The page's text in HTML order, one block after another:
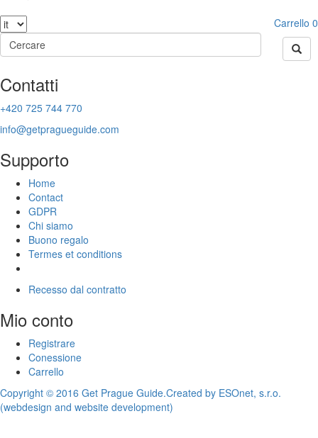
Carrello 0
Contatti
+420 725 744 770
info@getpragueguide.com
Supporto
Home
Contact
GDPR
Chi siamo
Buono regalo
Termes et conditions
Recesso dal contratto
Mio conto
Registrare
Conessione
Carrello
Copyright © 2016 Get Prague Guide.Created by ESOnet, s.r.o.
(webdesign and website development)